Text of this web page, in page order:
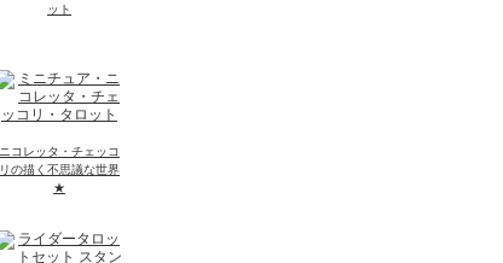
ット
ニコレッタ・チェッコ
リの描く不思議な世界
★